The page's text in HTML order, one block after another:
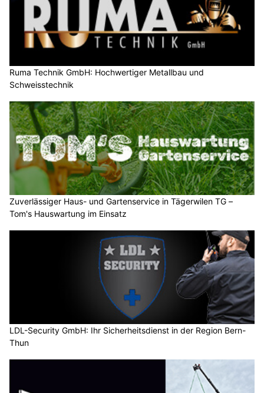
Ruma Technik GmbH: Hochwertiger Metallbau und
Schweisstechnik
Zuverlässiger Haus- und Gartenservice in Tägerwilen TG –
Tom's Hauswartung im Einsatz
LDL-Security GmbH: Ihr Sicherheitsdienst in der Region Bern-
Thun